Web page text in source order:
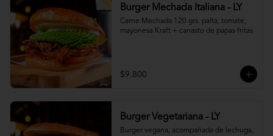
Burger Mechada Italiana - LY
Carne Mechada 120 grs. palta, tomate,
mayonesa Kraft + canasto de papas fritas
$9.800
Burger Vegetariana - LY
Burger vegana, acompañada de lechuga,